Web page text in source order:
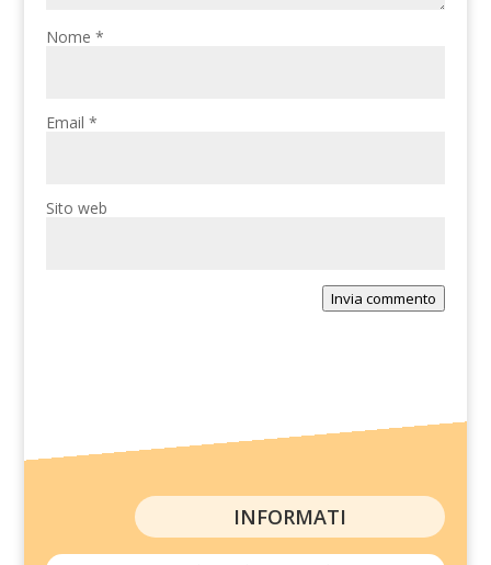
Nome*
Email*
Sito web
Invia commento
INFORMATI